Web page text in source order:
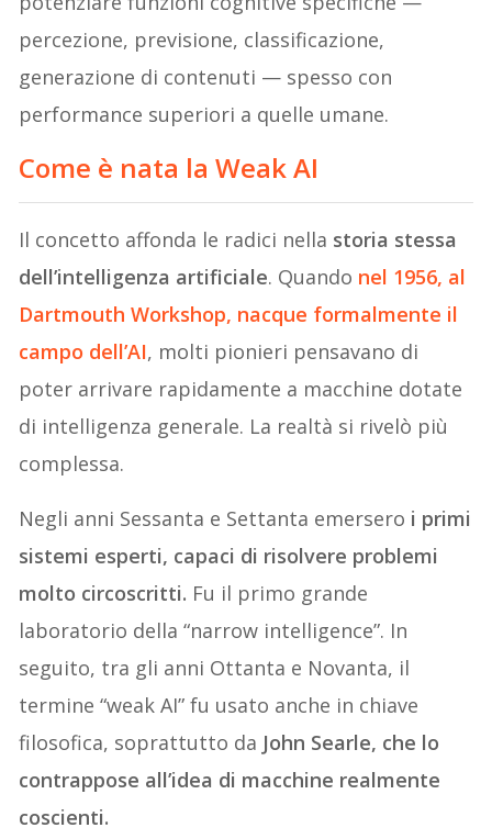
percezione, previsione, classificazione,
generazione di contenuti — spesso con
performance superiori a quelle umane.
Come è nata la Weak AI
Il concetto affonda le radici nella storia stessa
dell’intelligenza artificiale. Quando nel 1956, al
Dartmouth Workshop, nacque formalmente il
campo dell’AI, molti pionieri pensavano di
poter arrivare rapidamente a macchine dotate
di intelligenza generale. La realtà si rivelò più
complessa.
Negli anni Sessanta e Settanta emersero i primi
sistemi esperti, capaci di risolvere problemi
molto circoscritti. Fu il primo grande
laboratorio della “narrow intelligence”. In
seguito, tra gli anni Ottanta e Novanta, il
termine “weak AI” fu usato anche in chiave
filosofica, soprattutto da John Searle, che lo
contrappose all’idea di macchine realmente
coscienti.